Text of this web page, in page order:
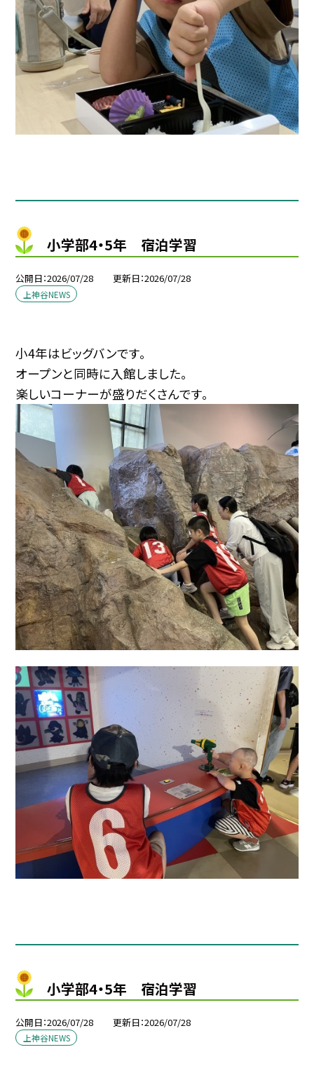
小学部4・5年 宿泊学習
公開日 2026/07/28 更新日 2026/07/28
上神谷NEWS
小4年はビッグバンです。
オープンと同時に入館しました。
楽しいコーナーが盛りだくさんです。
小学部4・5年 宿泊学習
公開日 2026/07/28 更新日 2026/07/28
上神谷NEWS